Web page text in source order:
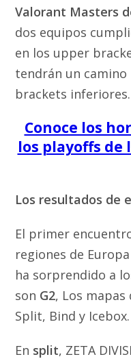
Valorant Masters
dos equipos
en los upper
tendrán un camino
brackets inferiores.
Conoce los
los playoffs de
Los resultados de
El primer
regiones de
ha sorprendido a
son G2, Los mapas
Split, Bind y Icebox.
En split, ZETA